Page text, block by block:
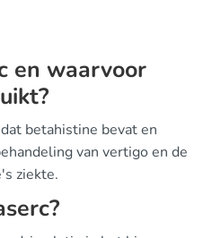
en waarvoor
betahistine bevat en
van vertigo en de
ziekte.